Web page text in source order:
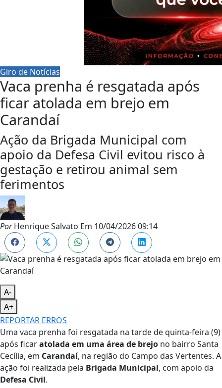
Giro de Notícias
Vaca prenha é resgatada após
ficar atolada em brejo em
Carandaí
Ação da Brigada Municipal com
apoio da Defesa Civil evitou risco à
gestação e retirou animal sem
ferimentos
PorHenrique Salvato Em 10/04/2026 09:14
A-
A+
REPORTAR ERROS
Uma vaca prenha foi resgatada na tarde de quinta-feira (9)
após ficaratolada em uma área de brejo no bairro Santa
Cecília, em Carandaí, na região do Campo das Vertentes. A
ação foi realizada pela Brigada Municipal, com apoio da
Defesa Civil.